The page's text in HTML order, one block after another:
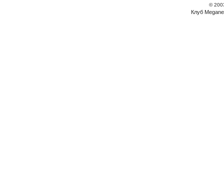
©
Клуб